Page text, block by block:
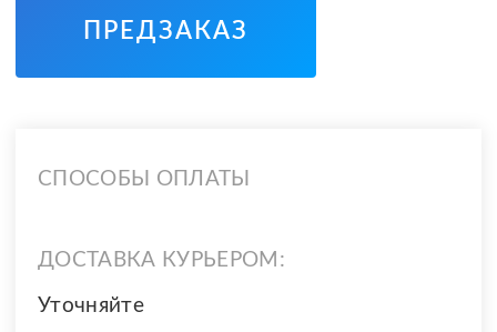
ПРЕДЗАКАЗ
СПОСОБЫ ОПЛАТЫ
ДОСТАВКА КУРЬЕРОМ:
Уточняйте